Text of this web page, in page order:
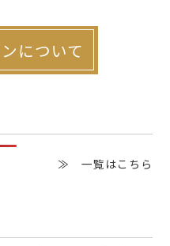
1階で営業
について
≫ 一覧はこちら